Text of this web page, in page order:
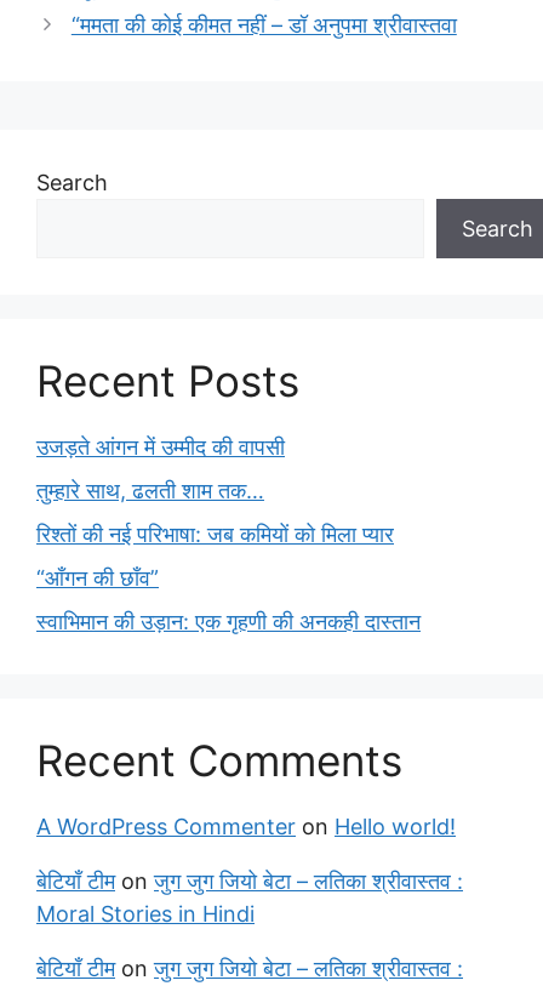
“ममता की कोई कीमत नहीं – डॉ अनुपमा श्रीवास्तवा
Search
Search
Recent Posts
उजड़ते आंगन में उम्मीद की वापसी
तुम्हारे साथ, ढलती शाम तक…
रिश्तों की नई परिभाषा: जब कमियों को मिला प्यार
“आँगन की छाँव”
स्वाभिमान की उड़ान: एक गृहणी की अनकही दास्तान
Recent Comments
A WordPress Commenter on Hello world!
बेटियाँ टीमonजुग जुग जियो बेटा – लतिका श्रीवास्तव :
Moral Stories in Hindi
बेटियाँ टीमonजुग जुग जियो बेटा – लतिका श्रीवास्तव :